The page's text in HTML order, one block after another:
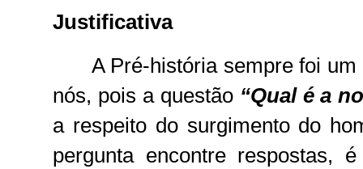
Justificativa
A Pré-história sempre foi
nós, pois a questão “Qual é a
a respeito do surgimento do
pergunta encontre respostas,